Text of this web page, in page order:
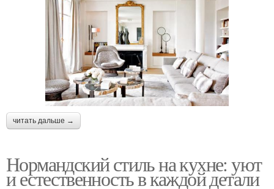
читать дальше →
Нормандский стиль на кухне: уют
и естественность в каждой детали